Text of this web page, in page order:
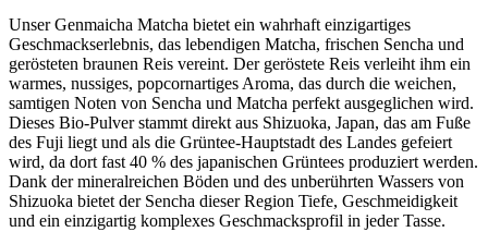
Unser Genmaicha Matcha bietet ein wahrhaft einzigartiges
Geschmackserlebnis, das lebendigen Matcha, frischen Sencha und
gerösteten braunen Reis vereint. Der geröstete Reis verleiht ihm ein
warmes, nussiges, popcornartiges Aroma, das durch die weichen,
samtigen Noten von Sencha und Matcha perfekt ausgeglichen wird.
Dieses Bio-Pulver stammt direkt aus Shizuoka, Japan, das am Fuße
des Fuji liegt und als die Grüntee-Hauptstadt des Landes gefeiert
wird, da dort fast 40 % des japanischen Grüntees produziert werden.
Dank der mineralreichen Böden und des unberührten Wassers von
Shizuoka bietet der Sencha dieser Region Tiefe, Geschmeidigkeit
und ein einzigartig komplexes Geschmacksprofil in jeder Tasse.